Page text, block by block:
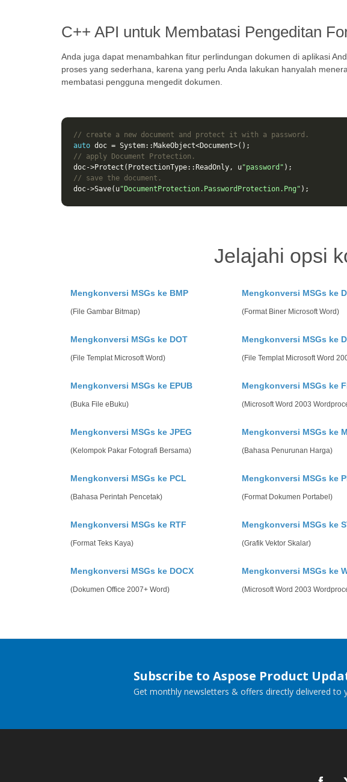
C++ API untuk Membatasi Pengeditan
Anda juga dapat menambahkan fitur perlindungan dokumen di aplikasi
proses yang sederhana, karena yang perlu Anda lakukan hanyalah
membatasi pengguna mengedit dokumen.
// create a new document and protect it with a password.
auto doc = System:: MakeObject<Document>();
// apply Document Protection.
doc->Protect ( ProtectionType:: ReadOnly, u"password" );
// save the document.
doc->Save( u"DocumentProtection.PasswordProtection.Png" );
Jelajahi opsi
Mengkonversi MSGs ke BMP
(File Gambar Bitmap)
Mengkonversi MSGs ke
(Format Biner Microsoft Word)
Mengkonversi MSGs ke DOT
(File Templat Microsoft Word)
Mengkonversi MSGs ke
(File Templat Microsoft Word
Mengkonversi MSGs ke EPUB
(Buka File eBuku)
Mengkonversi MSGs ke
(Microsoft Word 2003
Mengkonversi MSGs ke JPEG
(Kelompok Pakar Fotografi Bersama)
Mengkonversi MSGs ke
(Bahasa Penurunan Harga)
Mengkonversi MSGs ke PCL
(Bahasa Perintah Pencetak)
Mengkonversi MSGs ke
(Format Dokumen Portabel)
Mengkonversi MSGs ke RTF
(Format Teks Kaya)
Mengkonversi MSGs ke
(Grafik Vektor Skalar)
Mengkonversi MSGs ke DOCX
(Dokumen Office 2007+ Word)
Mengkonversi MSGs ke
(Microsoft Word 2003
Subscribe to Aspose Product
Get monthly newsletters & offers directly delivered to